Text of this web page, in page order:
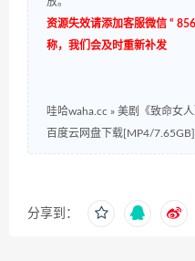
资源失效请添加客服微信 “
称，我们会及时重新补发
哇哈waha.cc » 美剧《致命女
百度云网盘下载[MP4/7.65GB]
分享到：